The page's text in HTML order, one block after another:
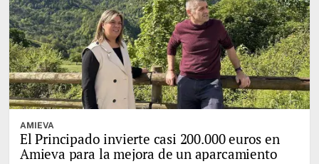
AMIEVA
El Principado invierte casi 200.000 euros en
Amieva para la mejora de un aparcamiento